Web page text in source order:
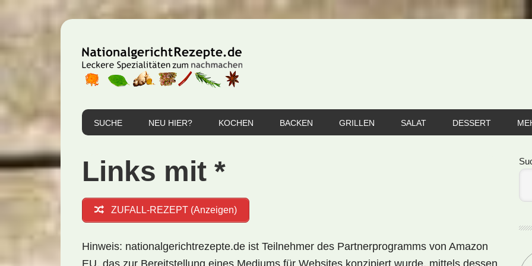
Hauptnavigation
springen
springen
springen
SUCHE NEU HIER? KOCHEN BACKEN GRILLEN SALAT DESSERT
Links mit *
ZUFALL-REZEPT (Anzeigen)
Hinweis: nationalgerichtrezepte.de ist Teilnehmer des Partnerprogramms von Amazon
EU, das zur Bereitstellung eines Mediums für Websites konzipiert wurde, mittels dessen